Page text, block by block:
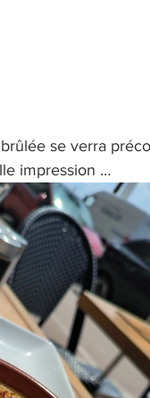
se verra
impression …